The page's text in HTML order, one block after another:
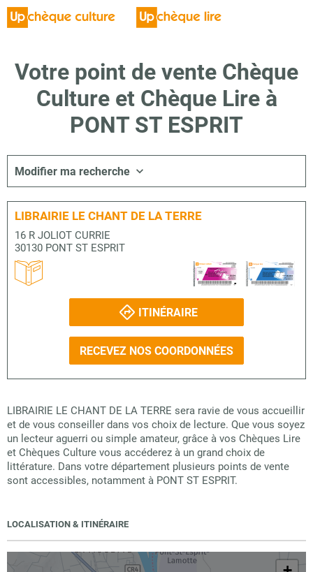
Votre point de vente Chèque
Culture et Chèque Lire à
PONT ST ESPRIT
Modifier ma recherche
LIBRAIRIE LE CHANT DE LA TERRE
16 R JOLIOT CURRIE
30130 PONT ST ESPRIT
ITINÉRAIRE
RECEVEZ NOS COORDONNÉES
LIBRAIRIE LE CHANT DE LA TERRE sera ravie de vous accueillir
et de vous conseiller dans vos choix de lecture. Que vous soyez
un lecteur aguerri ou simple amateur, grâce à vos Chèques Lire
et Chèques Culture vous accéderez à un grand choix de
littérature. Dans votre département plusieurs points de vente
sont accessibles, notamment à PONT ST ESPRIT.
LOCALISATION & ITINÉRAIRE